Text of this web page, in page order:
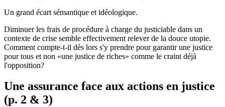
Un grand écart sémantique et idéologique.
Diminuer les frais de procédure à charge du justiciable dans un
contexte de crise semble effectivement relever de la douce utopie.
Comment compte-t-il dès lors s'y prendre pour garantir une justice
pour tous et non «une justice de riches» comme le craint déjà
l'opposition?
Une assurance face aux actions en justice
(p. 2 & 3)